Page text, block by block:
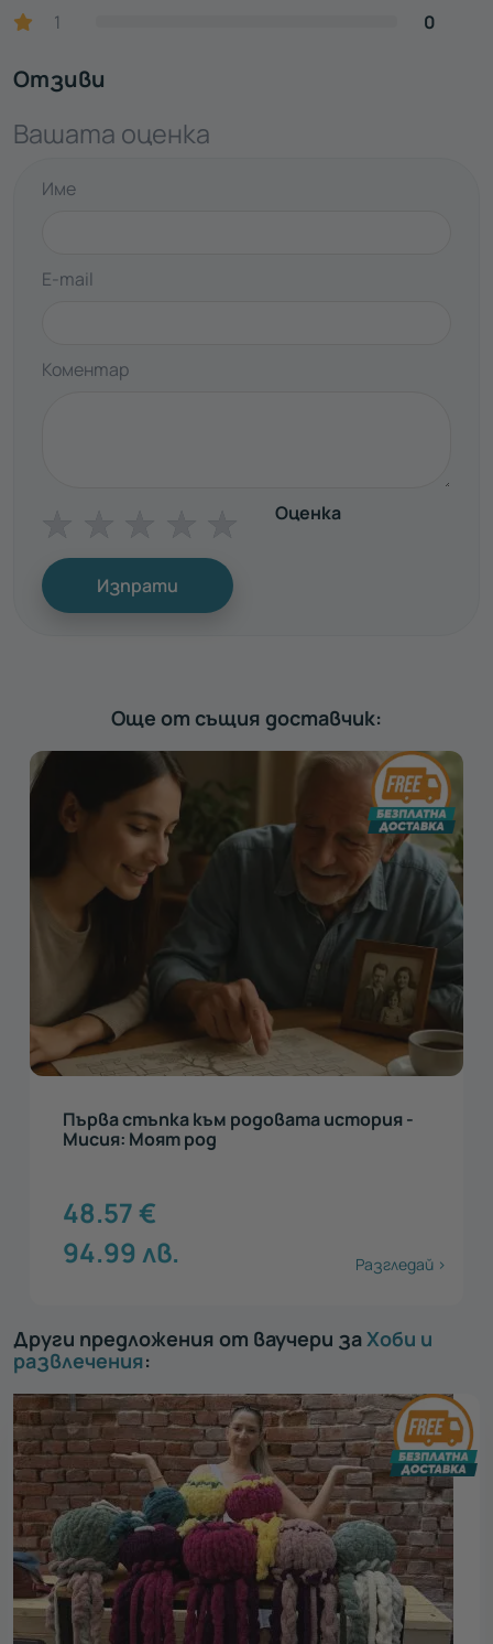
1
0
Отзиви
Вашата оценка
Име
E-mail
Коментар
Оценка
Изпрати
Още от същия доставчик:
Първа стъпка към родовата история -
Мисия: Моят род
48.57€
94.99 лв. Разгледай >
Други предложения от ваучери заХоби и
развлечения: